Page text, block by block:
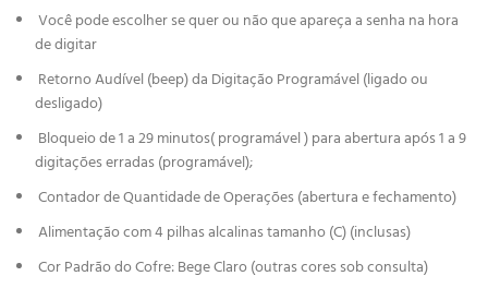
Você pode escolher se quer ou não que apareça a senha na hora
de digitar
Retorno Audível (beep) da Digitação Programável (ligado ou
desligado)
Bloqueio de 1 a 29 minutos( programável ) para abertura após 1 a 9
digitações erradas (programável);
Contador de Quantidade de Operações (abertura e fechamento)
Alimentação com 4 pilhas alcalinas tamanho (C) (inclusas)
Cor Padrão do Cofre: Bege Claro (outras cores sob consulta)